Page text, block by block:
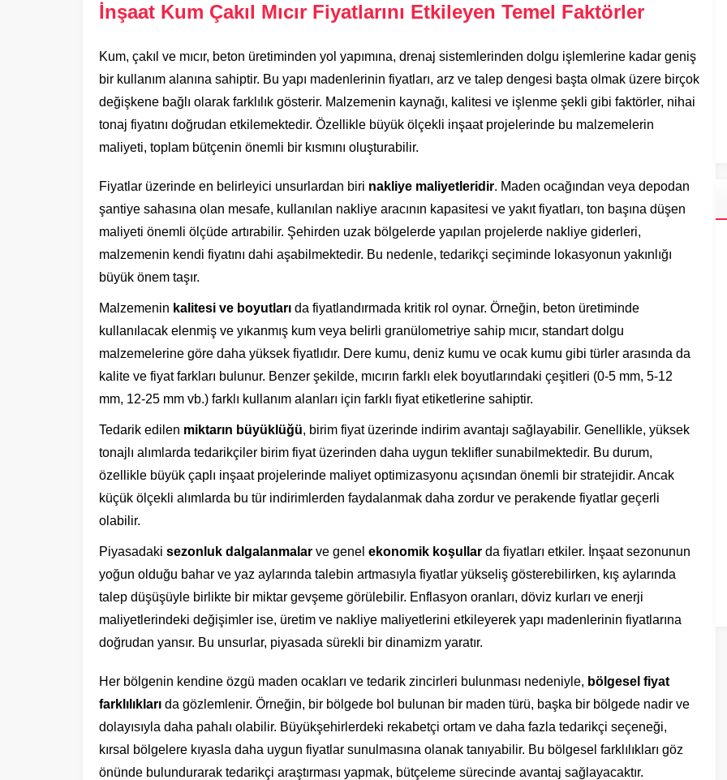
İnşaat Kum Çakıl Mıcır Fiyatlarını Etkileyen Temel Faktörler
Kum, çakıl ve mıcır, beton üretiminden yol yapımına, drenaj sistemlerinden dolgu işlemlerine kadar geniş
bir kullanım alanına sahiptir. Bu yapı madenlerinin fiyatları, arz ve talep dengesi başta olmak üzere birçok
değişkene bağlı olarak farklılık gösterir. Malzemenin kaynağı, kalitesi ve işlenme şekli gibi faktörler, nihai
tonaj fiyatını doğrudan etkilemektedir. Özellikle büyük ölçekli inşaat projelerinde bu malzemelerin
maliyeti, toplam bütçenin önemli bir kısmını oluşturabilir.
Fiyatlar üzerinde en belirleyici unsurlardan biri nakliye maliyetleridir. Maden ocağından veya depodan
şantiye sahasına olan mesafe, kullanılan nakliye aracının kapasitesi ve yakıt fiyatları, ton başına düşen
maliyeti önemli ölçüde artırabilir. Şehirden uzak bölgelerde yapılan projelerde nakliye giderleri,
malzemenin kendi fiyatını dahi aşabilmektedir. Bu nedenle, tedarikçi seçiminde lokasyonun yakınlığı
büyük önem taşır.
Malzemenin kalitesi ve boyutları da fiyatlandırmada kritik rol oynar. Örneğin, beton üretiminde
kullanılacak elenmiş ve yıkanmış kum veya belirli granülometriye sahip mıcır, standart dolgu
malzemelerine göre daha yüksek fiyatlıdır. Dere kumu, deniz kumu ve ocak kumu gibi türler arasında da
kalite ve fiyat farkları bulunur. Benzer şekilde, mıcırın farklı elek boyutlarındaki çeşitleri (0-5 mm, 5-12
mm, 12-25 mm vb.) farklı kullanım alanları için farklı fiyat etiketlerine sahiptir.
Tedarik edilen miktarın büyüklüğü, birim fiyat üzerinde indirim avantajı sağlayabilir. Genellikle, yüksek
tonajlı alımlarda tedarikçiler birim fiyat üzerinden daha uygun teklifler sunabilmektedir. Bu durum,
özellikle büyük çaplı inşaat projelerinde maliyet optimizasyonu açısından önemli bir stratejidir. Ancak
küçük ölçekli alımlarda bu tür indirimlerden faydalanmak daha zordur ve perakende fiyatlar geçerli
olabilir.
Piyasadaki sezonluk dalgalanmalar ve genel ekonomik koşullar da fiyatları etkiler. İnşaat sezonunun
yoğun olduğu bahar ve yaz aylarında talebin artmasıyla fiyatlar yükseliş gösterebilirken, kış aylarında
talep düşüşüyle birlikte bir miktar gevşeme görülebilir. Enflasyon oranları, döviz kurları ve enerji
maliyetlerindeki değişimler ise, üretim ve nakliye maliyetlerini etkileyerek yapı madenlerinin fiyatlarına
doğrudan yansır. Bu unsurlar, piyasada sürekli bir dinamizm yaratır.
Her bölgenin kendine özgü maden ocakları ve tedarik zincirleri bulunması nedeniyle, bölgesel fiyat
farklılıkları da gözlemlenir. Örneğin, bir bölgede bol bulunan bir maden türü, başka bir bölgede nadir ve
dolayısıyla daha pahalı olabilir. Büyükşehirlerdeki rekabetçi ortam ve daha fazla tedarikçi seçeneği,
kırsal bölgelere kıyasla daha uygun fiyatlar sunulmasına olanak tanıyabilir. Bu bölgesel farklılıkları göz
önünde bulundurarak tedarikçi araştırması yapmak, bütçeleme sürecinde avantaj sağlayacaktır.